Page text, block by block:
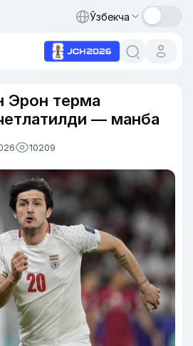
Ўзбекча
Эрон терма
— манба
10209